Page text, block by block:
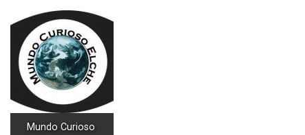
Mundo Curioso